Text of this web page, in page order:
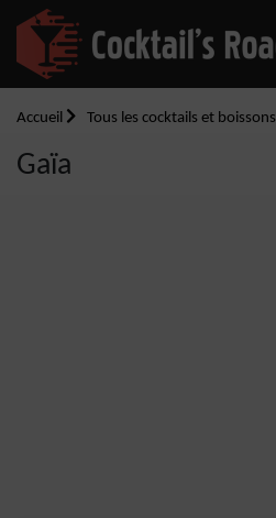
Accueil Tous les cocktails et boissons
Gaïa